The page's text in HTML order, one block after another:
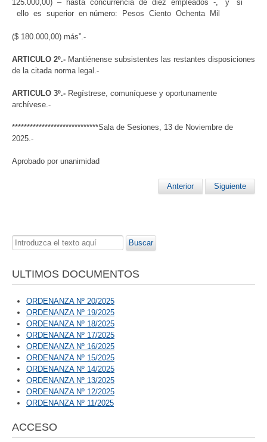
125.000,00) – hasta concurrencia de diez empleados -, y si
ello es superior en número: Pesos Ciento Ochenta Mil
($ 180.000,00) más”.-
ARTICULO 2º.- Mantiénense subsistentes las restantes disposiciones
de la citada norma legal.-
ARTICULO 3º.- Regístrese, comuníquese y oportunamente
archívese.-
*****************************Sala de Sesiones, 13 de Noviembre de
2025.-
Aprobado por unanimidad
Anterior Siguiente
Buscar... Buscar
ULTIMOS DOCUMENTOS
ORDENANZA Nº 20/2025
ORDENANZA Nº 19/2025
ORDENANZA Nº 18/2025
ORDENANZA Nº 17/2025
ORDENANZA Nº 16/2025
ORDENANZA Nº 15/2025
ORDENANZA Nº 14/2025
ORDENANZA Nº 13/2025
ORDENANZA Nº 12/2025
ORDENANZA Nº 11/2025
ACCESO